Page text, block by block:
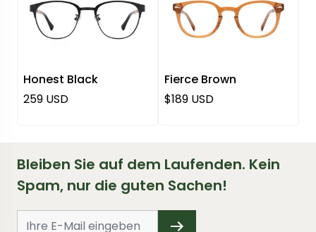
Honest Black
Regulärer Preis
259 USD
Fierce Brown
Regulärer Preis
$189 USD
Bleiben Sie auf dem Laufenden. Kein
Spam, nur die guten Sachen!